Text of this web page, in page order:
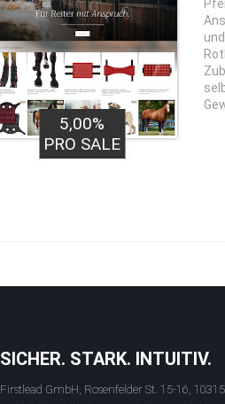
5,00%
PRO SALE
SICHER. STARK. INTUITIV.
Firstlead GmbH, Rosenfelder St. 15-16,